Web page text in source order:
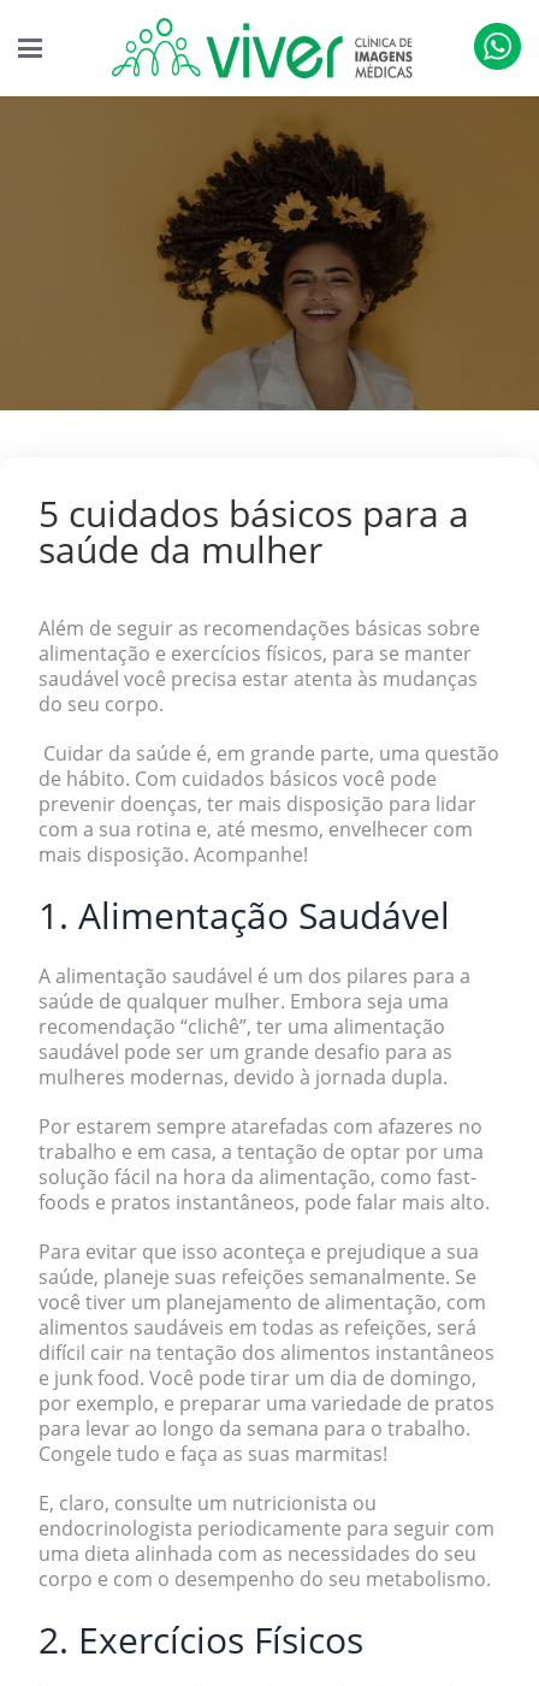
5 cuidados básicos para a
saúde da mulher
Além de seguir as recomendações básicas sobre
alimentação e exercícios físicos, para se manter
saudável você precisa estar atenta às mudanças
do seu corpo.
Cuidar da saúde é, em grande parte, uma questão
de hábito. Com cuidados básicos você pode
prevenir doenças, ter mais disposição para lidar
com a sua rotina e, até mesmo, envelhecer com
mais disposição. Acompanhe!
1. Alimentação Saudável
A alimentação saudável é um dos pilares para a
saúde de qualquer mulher. Embora seja uma
recomendação “clichê”, ter uma alimentação
saudável pode ser um grande desafio para as
mulheres modernas, devido à jornada dupla.
Por estarem sempre atarefadas com afazeres no
trabalho e em casa, a tentação de optar por uma
solução fácil na hora da alimentação, como fast-
foods e pratos instantâneos, pode falar mais alto.
Para evitar que isso aconteça e prejudique a sua
saúde, planeje suas refeições semanalmente. Se
você tiver um planejamento de alimentação, com
alimentos saudáveis em todas as refeições, será
difícil cair na tentação dos alimentos instantâneos
e junk food. Você pode tirar um dia de domingo,
por exemplo, e preparar uma variedade de pratos
para levar ao longo da semana para o trabalho.
Congele tudo e faça as suas marmitas!
E, claro, consulte um nutricionista ou
endocrinologista periodicamente para seguir com
uma dieta alinhada com as necessidades do seu
corpo e com o desempenho do seu metabolismo.
2. Exercícios Físicos